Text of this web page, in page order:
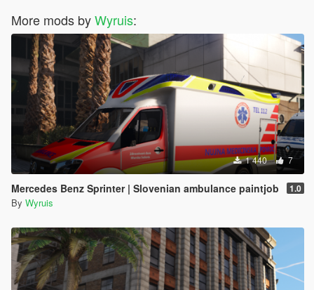
More mods byWyruis:
1 440 7
Mercedes Benz Sprinter | Slovenian ambulance paintjob 1.0
By Wyruis